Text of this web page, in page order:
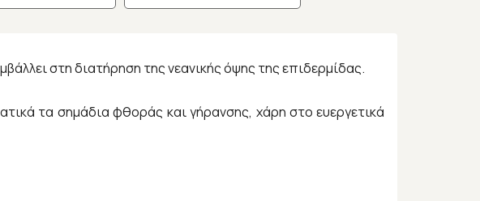
στη διατήρηση της νεανικής όψης της επιδερμίδας.
τα σημάδια φθοράς και γήρανσης, χάρη στο ευεργετικά